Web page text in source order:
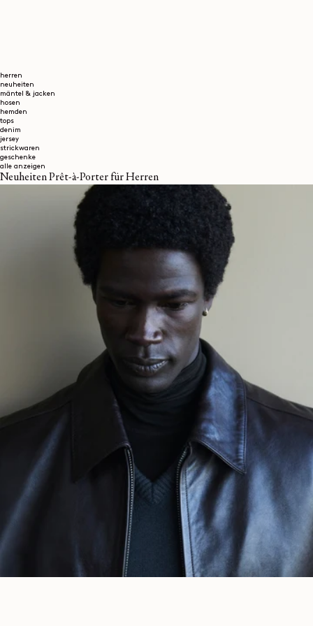
herren
neuheiten
mäntel & jacken
hosen
hemden
tops
denim
jersey
strickwaren
geschenke
alle anzeigen
Neuheiten Prêt-à-Porter für Herren